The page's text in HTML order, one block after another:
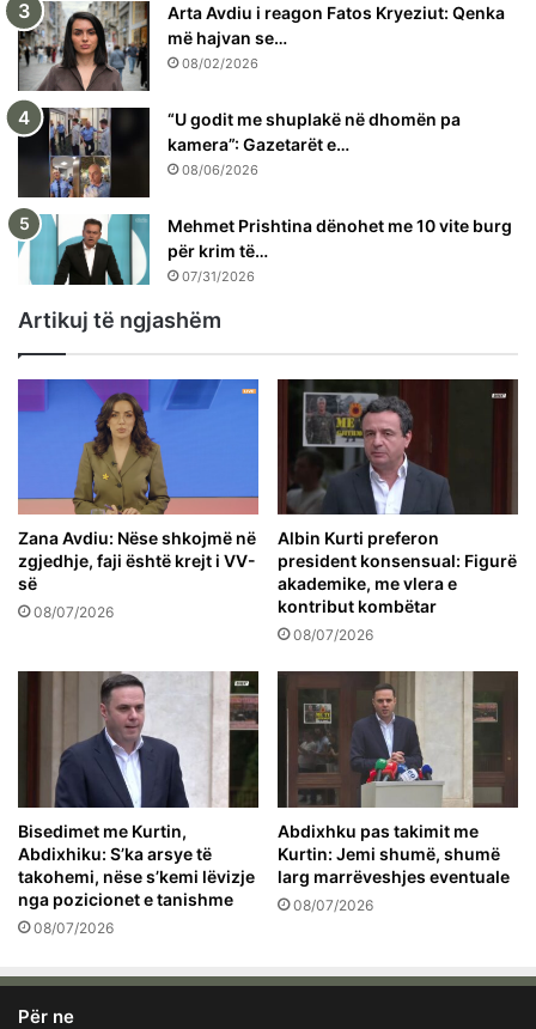
Arta Avdiu i reagon Fatos Kryeziut: Qenka
më hajvan se…
08/02/2026
“U godit me shuplakë në dhomën pa
kamera”: Gazetarët e…
08/06/2026
Mehmet Prishtina dënohet me 10 vite burg
për krim të…
07/31/2026
Artikuj të ngjashëm
Zana Avdiu: Nëse shkojmë në
zgjedhje, faji është krejt i VV-
së
08/07/2026
Albin Kurti preferon
president konsensual: Figurë
akademike, me vlera e
kontribut kombëtar
08/07/2026
Bisedimet me Kurtin,
Abdixhiku: S’ka arsye të
takohemi, nëse s’kemi lëvizje
nga pozicionet e tanishme
08/07/2026
Abdixhku pas takimit me
Kurtin: Jemi shumë, shumë
larg marrëveshjes eventuale
08/07/2026
Për ne